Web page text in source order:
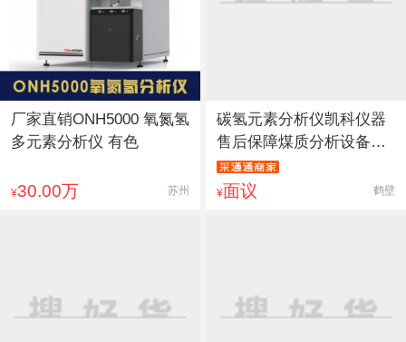
厂家直销ONH5000 氧氮氢
多元素分析仪 有色
¥30.00万 苏州
碳氢元素分析仪凯科仪器
售后保障煤质分析设备厂
家
¥面议 鹤壁